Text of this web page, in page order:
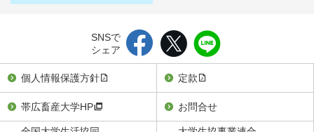
SNSで
シェア
個人情報保護方針
定款
帯広畜産大学HP
お問合せ